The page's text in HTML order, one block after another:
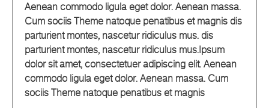
Aenean commodo ligula eget dolor. Aenean massa.
Cum sociis Theme natoque penatibus et magnis dis
parturient montes, nascetur ridiculus mus. dis
parturient montes, nascetur ridiculus mus.Ipsum
dolor sit amet, consectetuer adipiscing elit. Aenean
commodo ligula eget dolor. Aenean massa. Cum
sociis Theme natoque penatibus et magnis